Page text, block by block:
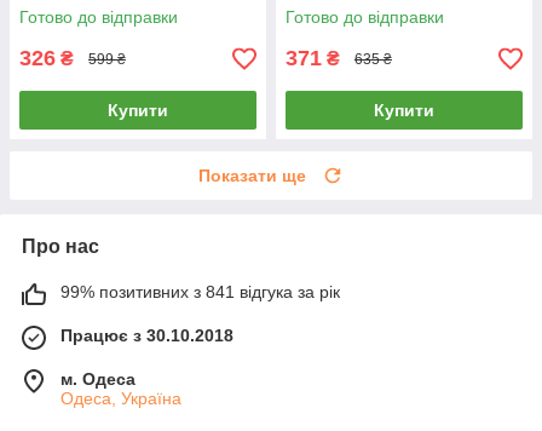
Готово до відправки
326 ₴ 599 ₴
Купити
Готово до відправки
371 ₴ 635 ₴
Купити
Показати ще
Про нас
99% позитивних з 841 відгука за рік
Працює з 30.10.2018
м. Одеса
Одеса, Україна